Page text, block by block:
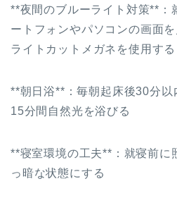
**夜間のブルーライト対策**：
ートフォンやパソコンの画面
ライトカットメガネを使用する
**朝日浴**：毎朝起床後30分以
15分間自然光を浴びる
**寝室環境の工夫**：就寝前に
っ暗な状態にする